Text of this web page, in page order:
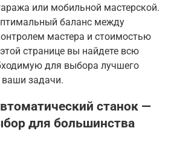
или мобильной мастерской.
баланс между
мастера и стоимостью
странице вы найдете всю
для выбора лучшего
задачи.
станок —
для большинства